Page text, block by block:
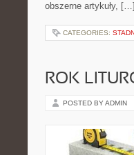
obszerne artykuły, […]
CATEGORIES:
ROK
POSTED BY ADMIN